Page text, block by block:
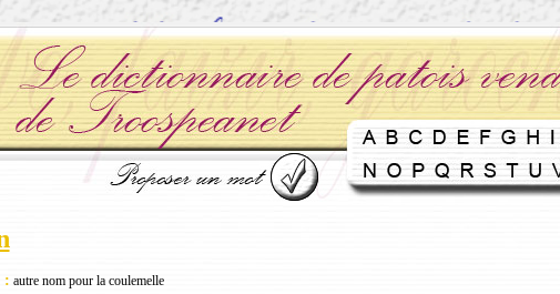
: autre nom pour la coulemelle